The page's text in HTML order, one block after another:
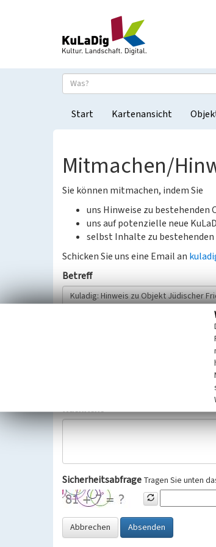
Start Kartenansicht
Mitmachen/
Sie können mitmachen, indem Sie
uns Hinweise zu
uns auf potenzielle neue
selbst Inhalte zu
Schicken Sie uns eine Email an
Betreff
Wir bitten Sie um freiwillige Angabe Ihres
Selbstverständlich werden diese
Datenschutzgrundverordnung (EU-
Nachricht
Sicherheitsabfrage Tragen Sie unten
Abbrechen Absenden